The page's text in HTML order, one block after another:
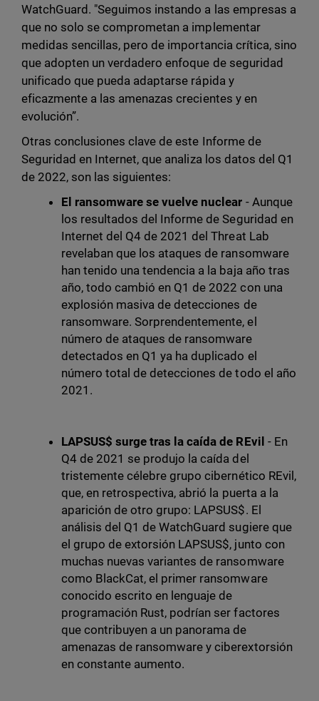
WatchGuard. "Seguimos instando a las empresas a
que no solo se comprometan a implementar
medidas sencillas, pero de importancia crítica, sino
que adopten un verdadero enfoque de seguridad
unificado que pueda adaptarse rápida y
eficazmente a las amenazas crecientes y en
evolución”.
Otras conclusiones clave de este Informe de
Seguridad en Internet, que analiza los datos del Q1
de 2022, son las siguientes:
El ransomware se vuelve nuclear - Aunque
los resultados del Informe de Seguridad en
Internet del Q4 de 2021 del Threat Lab
revelaban que los ataques de ransomware
han tenido una tendencia a la baja año tras
año, todo cambió en Q1 de 2022 con una
explosión masiva de detecciones de
ransomware. Sorprendentemente, el
número de ataques de ransomware
detectados en Q1 ya ha duplicado el
número total de detecciones de todo el año
2021.
LAPSUS$ surge tras la caída de REvil - En
Q4 de 2021 se produjo la caída del
tristemente célebre grupo cibernético REvil,
que, en retrospectiva, abrió la puerta a la
aparición de otro grupo: LAPSUS$. El
análisis del Q1 de WatchGuard sugiere que
el grupo de extorsión LAPSUS$, junto con
muchas nuevas variantes de ransomware
como BlackCat, el primer ransomware
conocido escrito en lenguaje de
programación Rust, podrían ser factores
que contribuyen a un panorama de
amenazas de ransomware y ciberextorsión
en constante aumento.